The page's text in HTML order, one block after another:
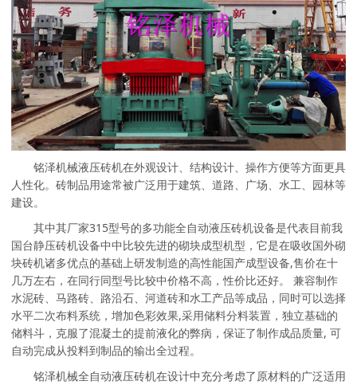
铭泽机械液压砖机在外观设计、结构设计、操作方便等方面更具
人性化。砖制品用途常被广泛用于建筑、道路、广场、水工、园林等
建设。
其中其厂家315型号的多功能全自动液压砖机设备是代表目前我
国台静压砖机设备中中比较先进的砌块成型机型，它是在吸收国外砌
块砖机诸多优点的基础上研发制造的高性能国产成型设备,售价在十
几万左右，在同行同型号比较中价格不高，性价比还好。 兼容制作
水泥砖、马路砖、路沿石、河道砖和水工产品等成品，同时可以选择
水平二次布料系统，增加色彩效果,采用储料分料装置，独立基础的
储料斗，克服了混凝土的提前液化的弊病，保证了制作成品质量, 可
自动完成从投料到制品的输出全过程。
铭泽机械全自动液压砖机在设计中充分考虑了原材料的广泛适用